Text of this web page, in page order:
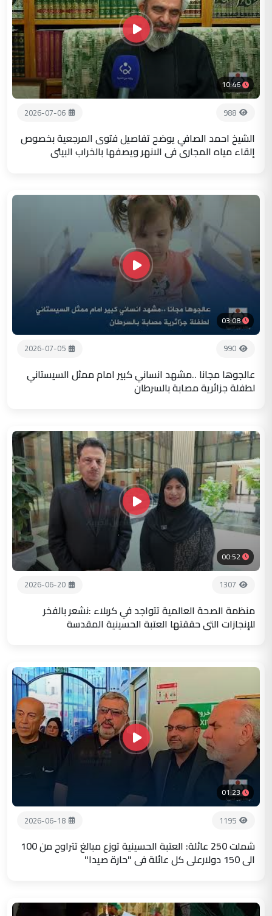
10:46
988
2026-07-06
الشيخ احمد الصافي يوضح تفاصيل فتوى المرجعية بخصوص
إلقاء مياه المجاري في الانهر ويصفها بالخراب البيئي
03:08
990
2026-07-05
عالجوها مجانا ..مشهد انساني كبير امام ممثل السيستاني
لطفلة جزائرية مصابة بالسرطان
00:52
1307
2026-06-20
منظمة الصحة العالمية تتواجد في كربلاء :نشعر بالفخر
للإنجازات التي حققتها العتبة الحسينية المقدسة
01:23
1195
2026-06-18
شملت 250 عائلة: العتبة الحسينية توزع مبالغ تتراوح من 100
الى 150 دولارعلى كل عائلة في "حارة صيدا"